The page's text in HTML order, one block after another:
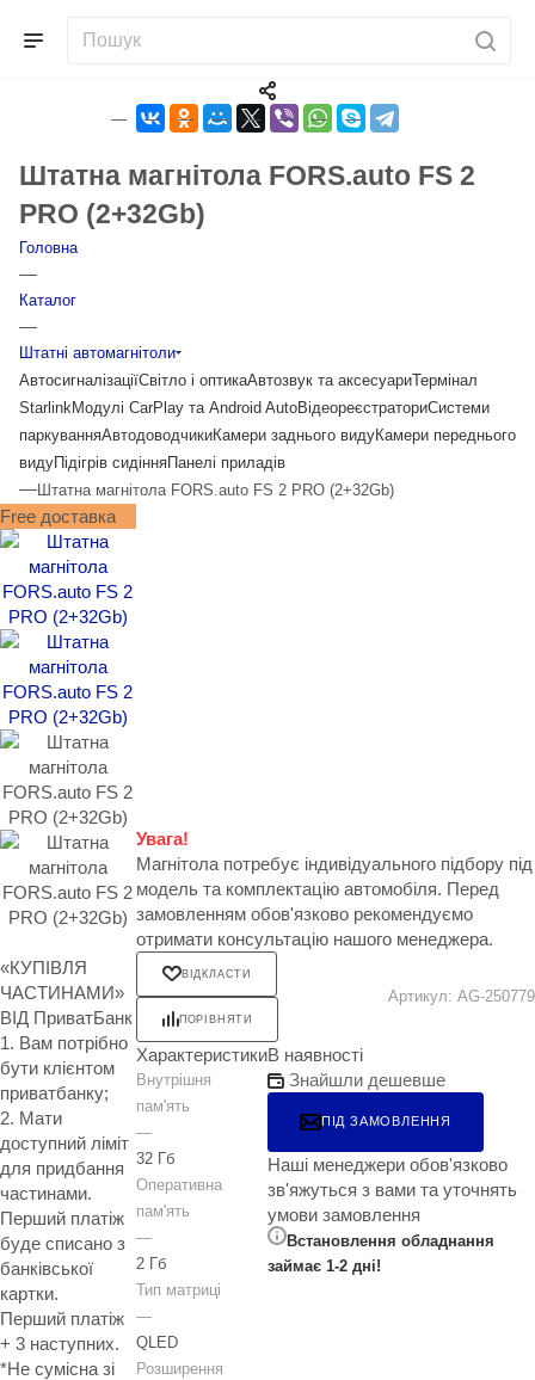
Штатна магнітола FORS.auto FS 2
PRO (2+32Gb)
Головна
—
Каталог
—
Штатні автомагнітоли
АвтосигналізаціїСвітло і оптикаАвтозвук та аксесуариТермінал
StarlinkМодулі CarPlay та Android AutoВідеореєстраториСистеми
паркуванняАвтодоводчикиКамери заднього видуКамери переднього
видуПідігрів сидінняПанелі приладів
—Штатна магнітола FORS.auto FS 2 PRO (2+32Gb)
Free доставка
«КУПІВЛЯ
ЧАСТИНАМИ»
ВІД ПриватБанк
1. Вам потрібно
бути клієнтом
приватбанку;
2. Мати
доступний ліміт
для придбання
частинами.
Перший платіж
буде списано з
банківської
картки.
Перший платіж
+ 3 наступних.
*Не сумісна зі
Увага!
Магнітола потребує індивідуального підбору під
модель та комплектацію автомобіля. Перед
замовленням обов'язково рекомендуємо
отримати консультацію нашого менеджера.
ВІДКЛАСТИ
ПОРІВНЯТИ
Артикул: AG-250779
Характеристики
Внутрішня
пам'ять
—
32 Гб
Оперативна
пам'ять
—
2 Гб
Тип матриці
—
QLED
Розширення
В наявності
Знайшли дешевше
ПІД ЗАМОВЛЕННЯ
Наші менеджери обов'язково
зв'яжуться з вами та уточнять
умови замовлення
Встановлення обладнання
займає 1-2 дні!